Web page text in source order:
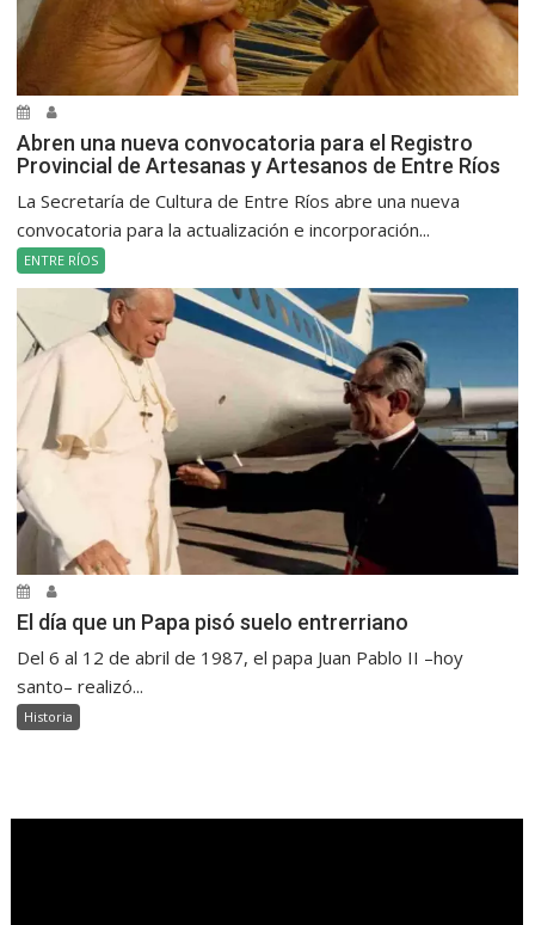
Abren una nueva convocatoria para el Registro
Provincial de Artesanas y Artesanos de Entre Ríos
La Secretaría de Cultura de Entre Ríos abre una nueva
convocatoria para la actualización e incorporación...
ENTRE RÍOS
El día que un Papa pisó suelo entrerriano
Del 6 al 12 de abril de 1987, el papa Juan Pablo II –hoy
santo– realizó...
Historia